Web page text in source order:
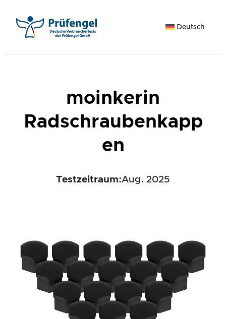
Inhalt
springen
Deutsch
moinkerin
Radschraubenkapp
en
Testzeitraum:Aug. 2025